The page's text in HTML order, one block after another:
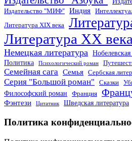
Издательство "МИФ" Индия
Литература XIX века
Литература XX века
Немецкая литература
Политика
Психологический роман
Семейная сага Семья Сербская
Серия "Большой роман" Сказки
Философский роман
Франция
Фэнтези Цитатник Шведская литература
Политика